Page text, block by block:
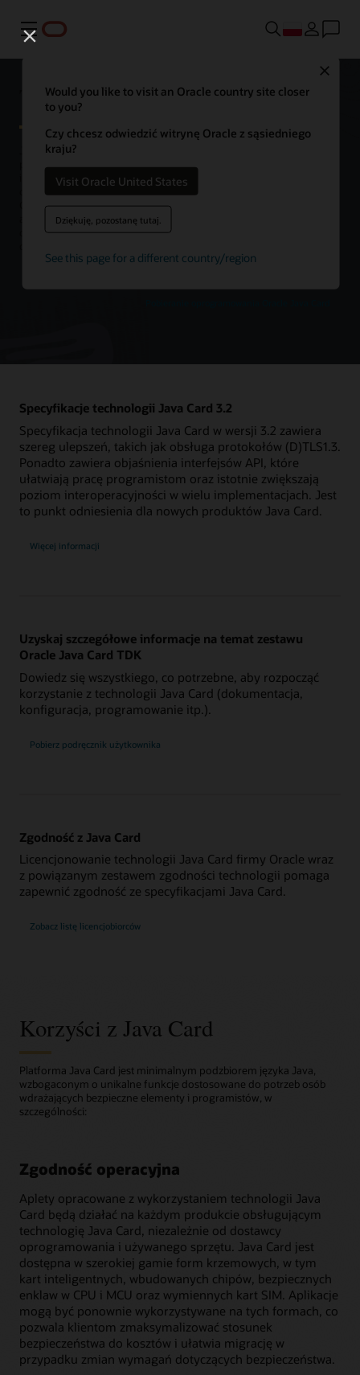
Menu
Would you like to visit an Oracle country site closer
to you?
Czy chcesz odwiedzić witrynę Oracle z sąsiedniego
kraju?
Visit Oracle United States
Dziękuję, pozostanę tutaj.
See this page for a different country/region
Technologia Oracle Java Card
Java Card to jedna z najlepszych otwartych, interoperacyjnych
inteligentnym i innym zabezpieczonym przed manipulacją chipom
Card to platforma wykonawcza umożliwiająca przechowywanie i
aktualizowanie wielu aplikacji na jednym urządzeniu o
ograniczonych zasobach, zachowując przy tym najwyższe poziomy
Specyfikacje technologii Java Card 3.2
Specyfikacja technologii Java Card w wersji 3.2 zawiera
szereg ulepszeń, takich jak obsługa protokołów (D)TLS1.3.
Ponadto zawiera objaśnienia interfejsów API, które
ułatwiają pracę programistom oraz istotnie zwiększają
poziom interoperacyjności w wielu implementacjach. Jest
to punkt odniesienia dla nowych produktów Java Card.
Więcej informacji
Uzyskaj szczegółowe informacje na temat zestawu
Oracle Java Card TDK
Dowiedz się wszystkiego, co potrzebne, aby rozpocząć
korzystanie z technologii Java Card (dokumentacja,
konfiguracja, programowanie itp.).
Pobierz podręcznik użytkownika
Zgodność z Java Card
Licencjonowanie technologii Java Card firmy Oracle wraz
z powiązanym zestawem zgodności technologii pomaga
zapewnić zgodność ze specyfikacjami Java Card.
Zobacz listę licencjobiorców
Korzyści z Java Card
Platforma Java Card jest minimalnym podzbiorem języka Java,
wzbogaconym o unikalne funkcje dostosowane do potrzeb osób
wdrażających bezpieczne elementy i programistów, w
szczególności:
Zgodność operacyjna
Aplety opracowane z wykorzystaniem technologii Java
Card będą działać na każdym produkcie obsługującym
technologię Java Card, niezależnie od dostawcy
oprogramowania i używanego sprzętu. Java Card jest
dostępna w szerokiej gamie form krzemowych, w tym
kart inteligentnych, wbudowanych chipów, bezpiecznych
enklaw w CPU i MCU oraz wymiennych kart SIM. Aplikacje
mogą być ponownie wykorzystywane na tych formach, co
pozwala klientom zmaksymalizować stosunek
bezpieczeństwa do kosztów i ułatwia migrację w
przypadku zmian wymagań dotyczących bezpieczeństwa.